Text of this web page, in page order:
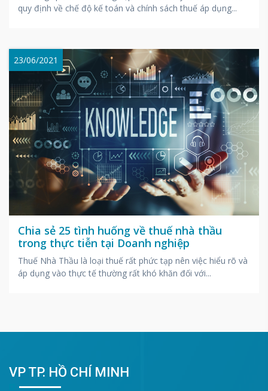
quy định về chế độ kế toán và chính sách thuế áp dụng...
23/06/2021
Chia sẻ 25 tình huống về thuế nhà thầu
trong thực tiễn tại Doanh nghiệp
Thuế Nhà Thầu là loại thuế rất phức tạp nên việc hiểu rõ và
áp dụng vào thực tế thường rất khó khăn đối với...
VP TP. HỒ CHÍ MINH